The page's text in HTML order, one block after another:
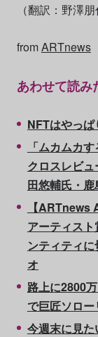
（翻訳：野澤朋
fromARTnews
あわせて読み
NFTはやっ
「ムカムカ
クロスレビ
田悠輔氏・
【ARTnews
アーティス
ンティティ
オ
路上に2800
で巨匠ソロ
今週末に見